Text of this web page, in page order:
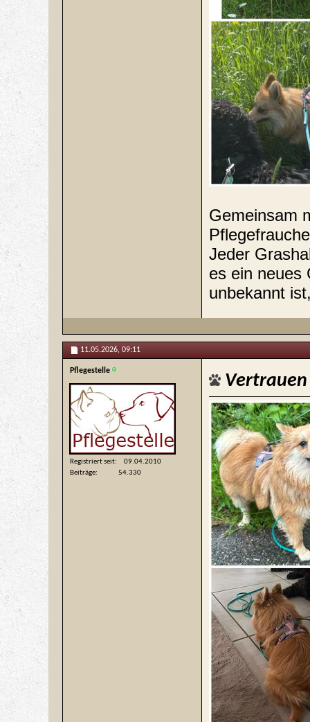
Gemeinsam
Jeder
es ein neues
unbekannt
11.05.2026, 09:11
Pflegestelle
Registriert seit
09.04.2010
Beiträge
54.330